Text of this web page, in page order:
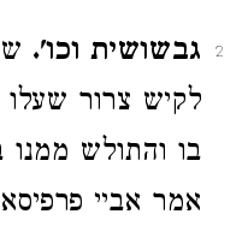
2 גבשושית וכו'.
לקיש צרור
בו והתולש
אמר אביי